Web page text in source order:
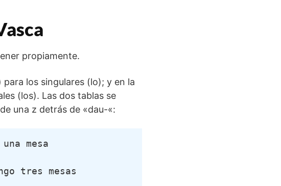
propiamente.
los singulares (lo); y en la
(los). Las dos tablas se
una z detrás de «dau-«:
mesa
tres mesas